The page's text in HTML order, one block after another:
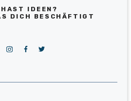
IDEEN?
DICH BESCHÄFTIGT